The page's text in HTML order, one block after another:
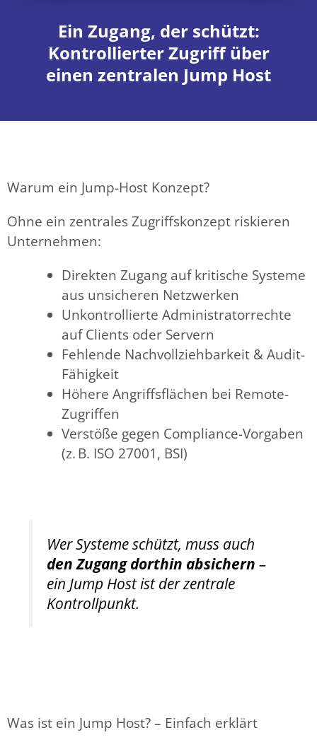
Ein Zugang, der schützt:
Kontrollierter Zugriff über
einen zentralen Jump Host
Warum ein Jump-Host Konzept?
Ohne ein zentrales Zugriffskonzept riskieren
Unternehmen:
Direkten Zugang auf kritische Systeme
aus unsicheren Netzwerken
Unkontrollierte Administratorrechte
auf Clients oder Servern
Fehlende Nachvollziehbarkeit & Audit-
Fähigkeit
Höhere Angriffsflächen bei Remote-
Zugriffen
Verstöße gegen Compliance-Vorgaben
(z. B. ISO 27001, BSI)
Wer Systeme schützt, muss auch
den Zugang dorthin absichern –
ein Jump Host ist der zentrale
Kontrollpunkt.
Was ist ein Jump Host? – Einfach erklärt